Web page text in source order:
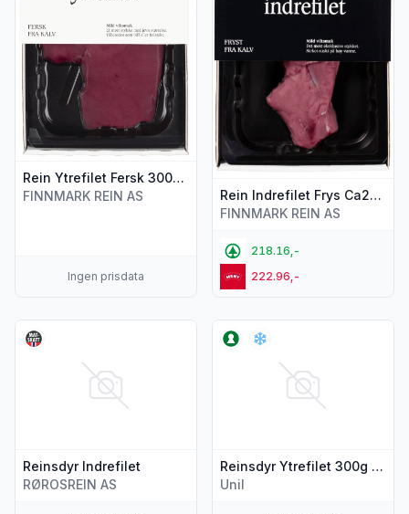
Rein Ytrefilet Fersk 300g Finnmark Rein
FINNMARK REIN AS
Ingen prisdata
Rein Indrefilet Frys Ca250g Finnmark Rein
FINNMARK REIN AS
218.16,-
222.96,-
Reinsdyr Indrefilet
RØROSREIN AS
Vis flere detaljer for produktet "Reinsdyr Indrefilet"
Reinsdyr Ytrefilet 300g Folkets
Unil
Vis flere detaljer for